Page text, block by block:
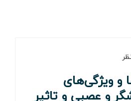
و ویژگی‌های
و عصبی و تاثیر